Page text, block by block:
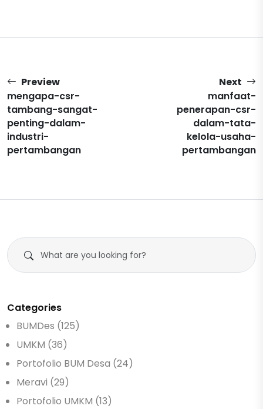
Preview
mengapa-csr-
tambang-sangat-
penting-dalam-
industri-
pertambangan
Next
manfaat-
penerapan-csr-
dalam-tata-
kelola-usaha-
pertambangan
Categories
BUMDes (125)
UMKM (36)
Portofolio BUM Desa (24)
Meravi (29)
Portofolio UMKM (13)